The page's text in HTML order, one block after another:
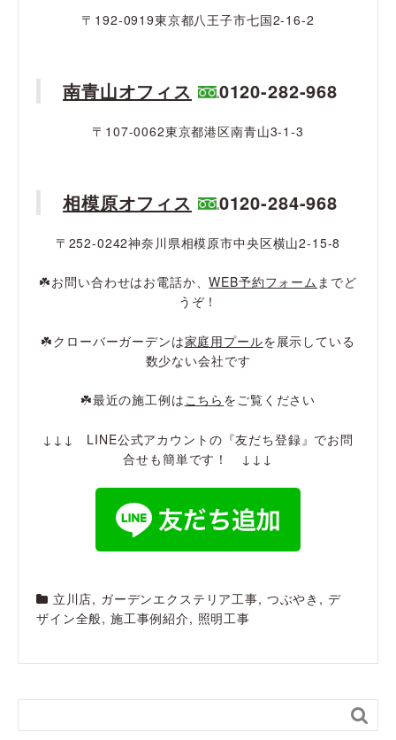
〒192-0919東京都八王子市七国2-16-2
南青山オフィス 0120-282-968
〒107-0062東京都港区南青山3-1-3
相模原オフィス 0120-284-968
〒252-0242神奈川県相模原市中央区横山2-15-8
☘️お問い合わせはお電話か、WEB予約フォーム までど
うぞ！
☘️クローバーガーデンは家庭用プールを展示している
数少ない会社です
☘️最近の施工例はこちら をご覧ください
↓↓↓ LINE公式アカウントの『友だち登録』でお問
合せも簡単です！ ↓↓↓
立川店, ガーデンエクステリア工事, つぶやき , デ
ザイン全般, 施工事例紹介, 照明工事
